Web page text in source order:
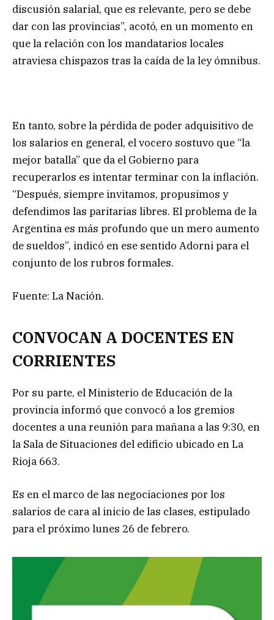
discusión salarial, que es relevante, pero se debe
dar con las provincias”, acotó, en un momento en
que la relación con los mandatarios locales
atraviesa chispazos tras la caída de la ley ómnibus.
En tanto, sobre la pérdida de poder adquisitivo de
los salarios en general, el vocero sostuvo que “la
mejor batalla” que da el Gobierno para
recuperarlos es intentar terminar con la inflación.
“Después, siempre invitamos, propusimos y
defendimos las paritarias libres. El problema de la
Argentina es más profundo que un mero aumento
de sueldos”, indicó en ese sentido Adorni para el
conjunto de los rubros formales.
Fuente: La Nación.
CONVOCAN A DOCENTES EN
CORRIENTES
Por su parte, el Ministerio de Educación de la
provincia informó que convocó a los gremios
docentes a una reunión para mañana a las 9:30, en
la Sala de Situaciones del edificio ubicado en La
Rioja 663.
Es en el marco de las negociaciones por los
salarios de cara al inicio de las clases, estipulado
para el próximo lunes 26 de febrero.